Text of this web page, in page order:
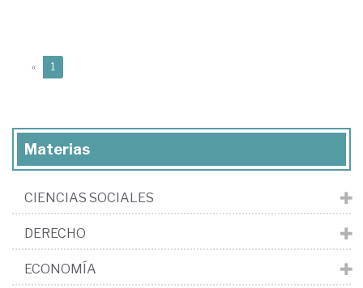
« 1
Materias
CIENCIAS SOCIALES
DERECHO
ECONOMÍA